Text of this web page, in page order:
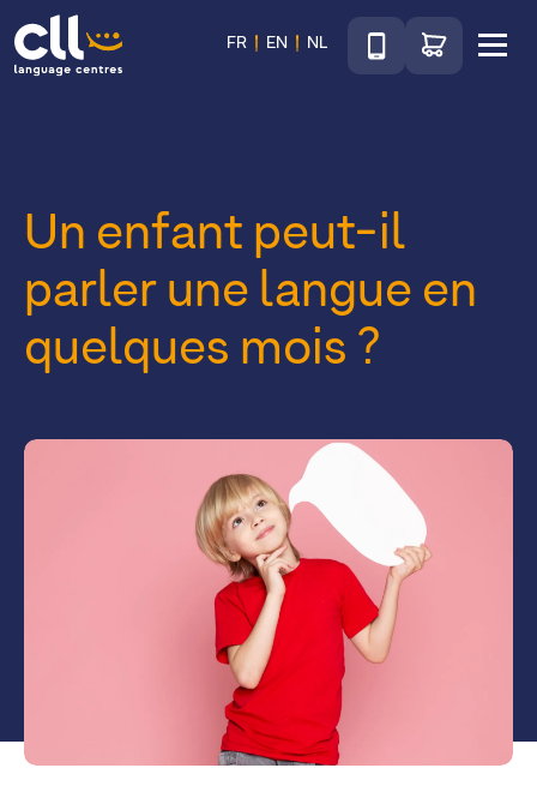
CLL
FR EN NL
TéléphoneAccéder au shop
Un enfant peut-il
parler une langue en
quelques mois ?